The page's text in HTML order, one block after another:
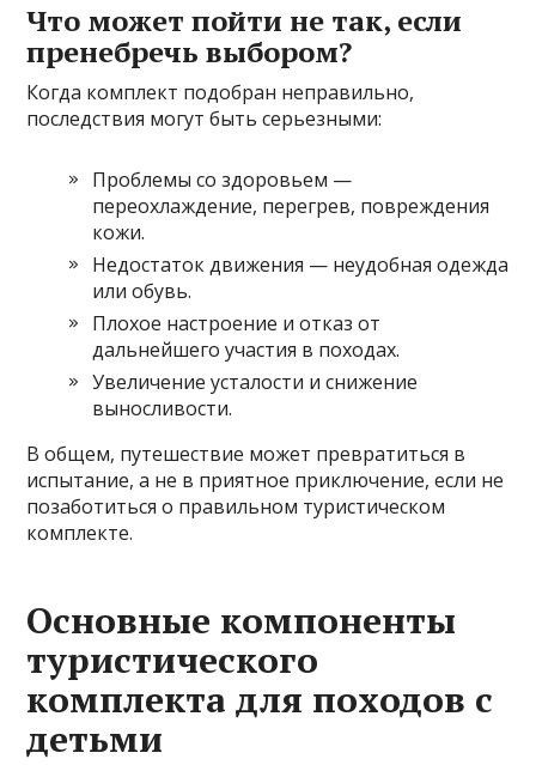
Что может пойти не так, если
пренебречь выбором?
Когда комплект подобран неправильно,
последствия могут быть серьезными:
Проблемы со здоровьем —
переохлаждение, перегрев, повреждения
кожи.
Недостаток движения — неудобная одежда
или обувь.
Плохое настроение и отказ от
дальнейшего участия в походах.
Увеличение усталости и снижение
выносливости.
В общем, путешествие может превратиться в
испытание, а не в приятное приключение, если не
позаботиться о правильном туристическом
комплекте.
Основные компоненты
туристического
комплекта для походов с
детьми